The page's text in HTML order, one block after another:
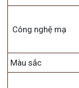
Công nghệ mạ
Màu sắc